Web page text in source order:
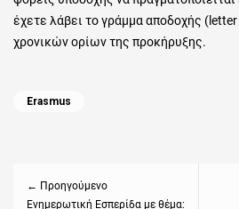
έχετε λάβει το γράμμα αποδοχής (letter
χρονικών ορίων της προκήρυξης.
Categories
Erasmus
← Προηγούμενο
Previous
Ενημερωτική Εσπερίδα με θέμα: